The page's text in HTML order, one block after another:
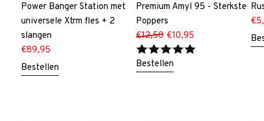
Power Banger Station met
universele Xtrm fles + 2
slangen
€89,95
Bestellen
Premium Amyl 95 - Sterkste
Poppers
€12,50 €10,95
Bestellen
€